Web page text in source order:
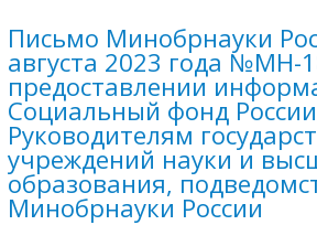
Письмо Минобрнауки
августа 2023 года №МН-
предоставлении
Социальный фонд
Руководителям
учреждений науки и
образования,
Минобрнауки России